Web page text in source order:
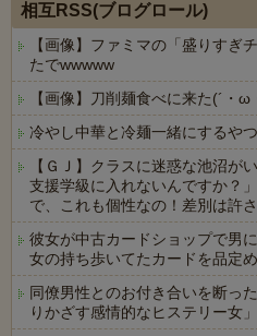
相互RSS(ブログロール)
【画像】ファミマの「盛りすぎ
たでwwwww
【画像】刀削麺食べに来た(´・ω
冷やし中華と冷麺一緒にするや
【ＧＪ】クラスに迷惑な池沼が
支援学級に入れないんですか？
で、これも個性なの！差別は許
彼女が中古カードショップで男
女の持ち歩いてたカードを品定
同僚男性とのお付き合いを断っ
りかざす感情的なヒステリー女